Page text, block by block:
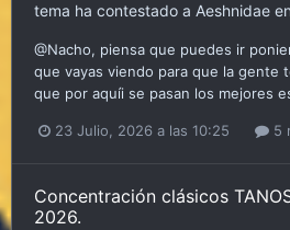
tema ha contestado a Aeshnidae en
@Nacho, piensa que puedes ir
que vayas viendo para que la gente
que por aquíi se pasan los mejores
23 Julio, 2026 a las 10:25 5
Concentración clásicos
2026.